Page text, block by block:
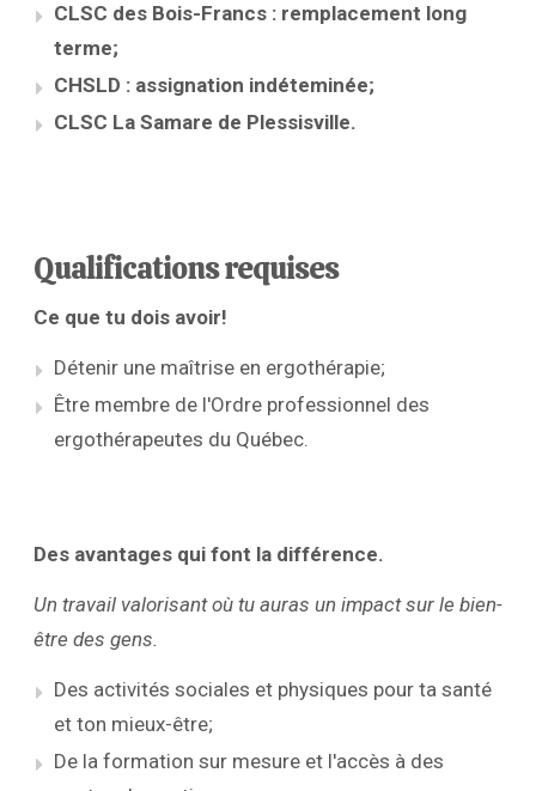
CLSC des Bois-Francs : remplacement long
terme;
CHSLD : assignation indéteminée;
CLSC La Samare de Plessisville.
Qualifications requises
Ce que tu dois avoir!
Détenir une maîtrise en ergothérapie;
Être membre de l'Ordre professionnel des
ergothérapeutes du Québec.
Des avantages qui font la différence.
Un travail valorisant où tu auras un impact sur le bien-
être des gens.
Des activités sociales et physiques pour ta santé
et ton mieux-être;
De la formation sur mesure et l'accès à des